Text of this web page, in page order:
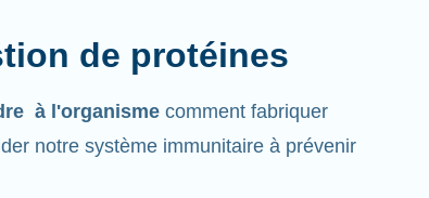
de protéines
à l'organisme comment fabriquer
notre système immunitaire à prévenir